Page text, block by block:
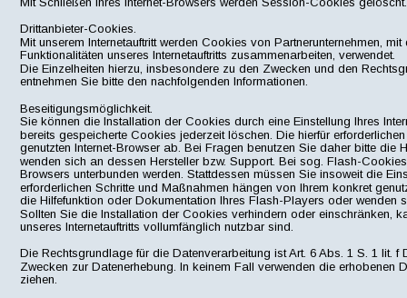
Drittanbieter-Cookies.
Mit unserem Internetauftritt werden Cookies von Partnerunternehmen,
Funktionalitäten unseres Internetauftritts zusammenarbeiten, verwendet.
Die Einzelheiten hierzu, insbesondere zu den Zwecken und den
entnehmen Sie bitte den nachfolgenden Informationen.
Beseitigungsmöglichkeit.
Sie können die Installation der Cookies durch eine Einstellung Ihres
bereits gespeicherte Cookies jederzeit löschen. Die hierfür
genutzten Internet-Browser ab. Bei Fragen benutzen Sie daher bitte
wenden sich an dessen Hersteller bzw. Support. Bei sog. Flash-
Browsers unterbunden werden. Stattdessen müssen Sie insoweit die
erforderlichen Schritte und Maßnahmen hängen von Ihrem konkret
die Hilfefunktion oder Dokumentation Ihres Flash-Players oder wenden
Sollten Sie die Installation der Cookies verhindern oder einschränken,
unseres Internetauftritts vollumfänglich nutzbar sind.
Die Rechtsgrundlage für die Datenverarbeitung ist Art. 6 Abs. 1 S. 1 lit.
Zwecken zur Datenerhebung. In keinem Fall verwenden die
ziehen.